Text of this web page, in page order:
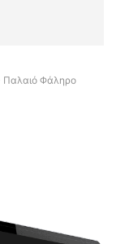
Παλαιό Φάληρο